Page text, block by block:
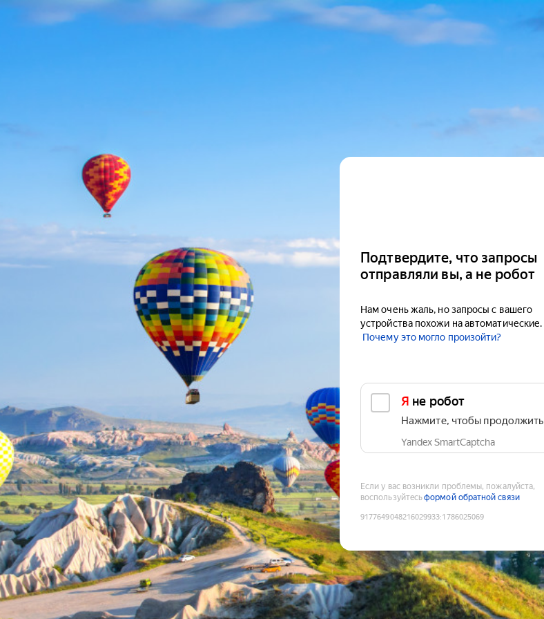
Подтвердите, что запросы
отправляли вы, а не робот
Нам очень жаль, но запросы с вашего
устройства похожи на автоматические.
Почему это могло произойти?
Я не робот
Нажмите, чтобы продолжить
Yandex SmartCaptcha
Если у вас возникли проблемы, пожалуйста,
воспользуйтесьформой обратной связи
9177649048216029933:1786025069